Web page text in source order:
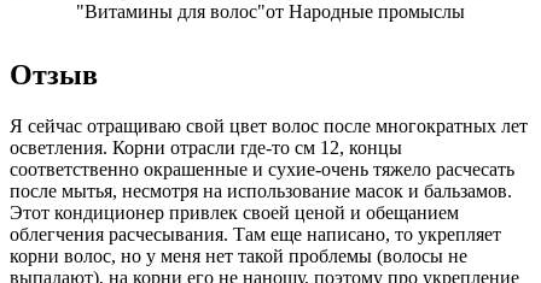
Отзыв
Я сейчас отращиваю свой цвет волос после многократных лет
осветления. Корни отрасли где-то см 12, концы
соответственно окрашенные и сухие-очень тяжело расчесать
после мытья, несмотря на использование масок и бальзамов.
Этот кондиционер привлек своей ценой и обещанием
облегчения расчесывания. Там еще написано, то укрепляет
корни волос, но у меня нет такой проблемы (волосы не
выпадают), на корни его не наношу, поэтому про укрепление